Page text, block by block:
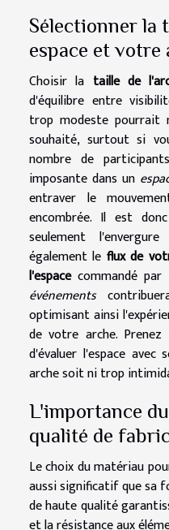
Sélectionner la
espace et votre
Choisir la taille de
d'équilibre entre
trop modeste pourrait
souhaité, surtout si
nombre de
imposante dans un
entraver le
encombrée. Il est
seulement
également le flux de
l'espacecommandé par
événements
optimisant ainsi
de votre arche.
d'évaluer l'espace
arche soit ni trop
L'importance
qualité de
Le choix du matériau
aussi significatif que sa
de haute qualité
et la résistance aux